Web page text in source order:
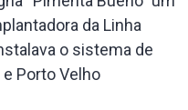
da Linha
o sistema de
Porto Velho